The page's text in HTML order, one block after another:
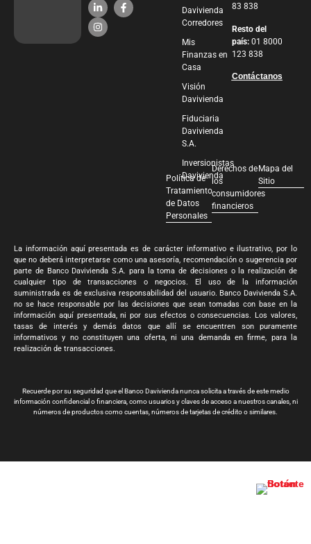
Davivienda
Corredores
Mis
Finanzas en
Casa
Visión
Davivienda
Fiduciaria
Davivienda
S.A.
Inversionistas
Davivienda
83 838
Resto del
país: 01 8000
123 838
Contáctanos
Política de
Tratamiento
de Datos
Personales
Derechos de
los
consumidores
financieros
Mapa del
Sitio
La información aquí presentada es de carácter informativo e ilustrativo, por lo
que no deberá interpretarse como una asesoría, recomendación o sugerencia por
parte de Banco Davivienda S.A. para la toma de decisiones o la realización de
cualquier tipo de transacciones o negocios. El uso de la información
suministrada es de exclusiva responsabilidad del usuario. Banco Davivienda S.A.
no se hace responsable por las decisiones que sean tomadas con base en la
información aquí presentada, ni por sus efectos o consecuencias. Los valores,
tasas de interés y demás datos que allí se encuentren son puramente
informativos y no constituyen una oferta, ni una demanda en firme, para la
realización de transacciones.
Recuerde por su seguridad que el Banco Davivienda nunca solicita a través de este medio
información confidencial o financiera, como usuarios y claves de acceso a nuestros canales, ni
números de productos como cuentas, números de tarjetas de crédito o similares.